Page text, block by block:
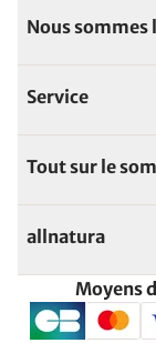
Nous sommes
Service
Tout sur le
allnatura
Moyens